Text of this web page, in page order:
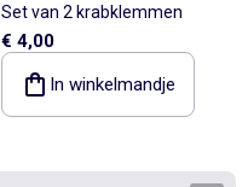
Set van 2 krabklemmen
€ 4,00
In winkelmandje